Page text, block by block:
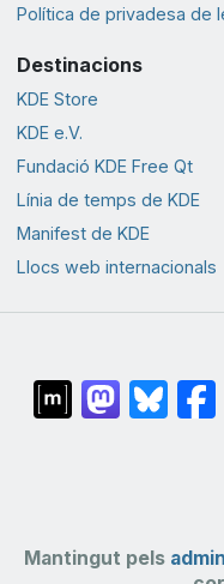
Política de privadesa de
Destinacions
KDE Store
KDE e.V.
Fundació KDE Free Qt
Línia de temps de KDE
Manifest de KDE
Llocs web internacionals
Mantingut pels